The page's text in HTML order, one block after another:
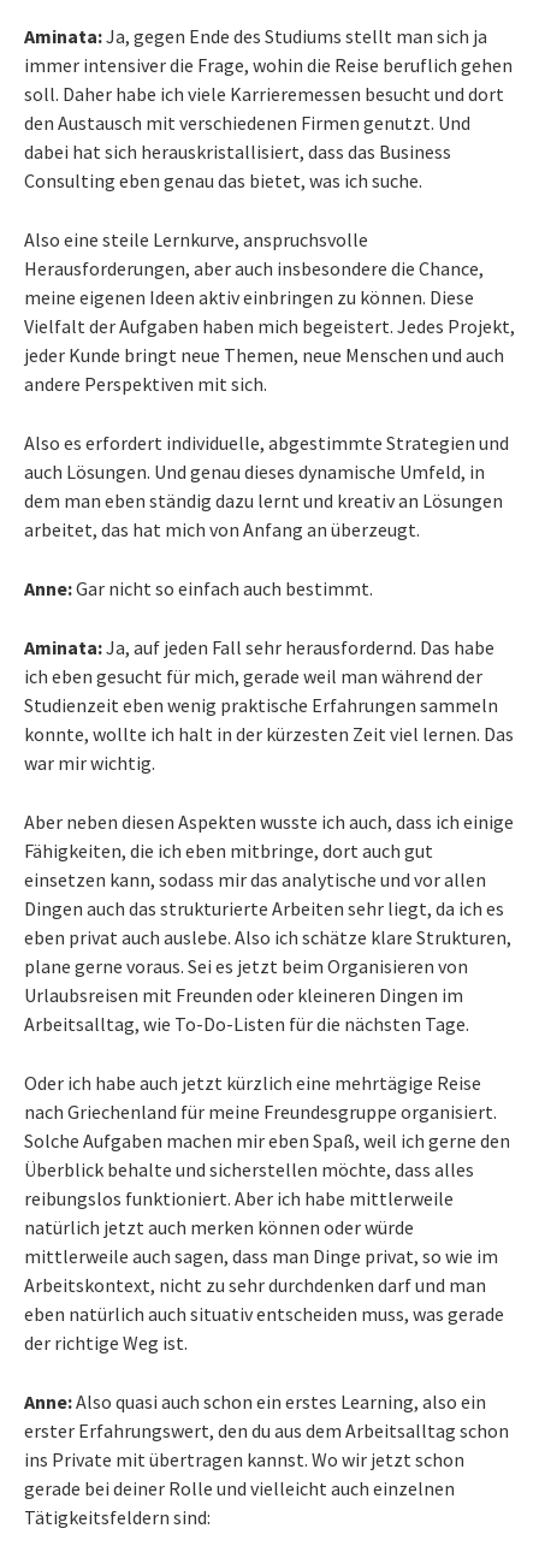
Aminata:Ja, gegen Ende des Studiums stellt man sich ja
immer intensiver die Frage, wohin die Reise beruflich gehen
soll. Daher habe ich viele Karrieremessen besucht und dort
den Austausch mit verschiedenen Firmen genutzt. Und
dabei hat sich herauskristallisiert, dass das Business
Consulting eben genau das bietet, was ich suche.
Also eine steile Lernkurve, anspruchsvolle
Herausforderungen, aber auch insbesondere die Chance,
meine eigenen Ideen aktiv einbringen zu können. Diese
Vielfalt der Aufgaben haben mich begeistert. Jedes Projekt,
jeder Kunde bringt neue Themen, neue Menschen und auch
andere Perspektiven mit sich.
Also es erfordert individuelle, abgestimmte Strategien und
auch Lösungen. Und genau dieses dynamische Umfeld, in
dem man eben ständig dazu lernt und kreativ an Lösungen
arbeitet, das hat mich von Anfang an überzeugt.
Anne:Gar nicht so einfach auch bestimmt.
Aminata:Ja, auf jeden Fall sehr herausfordernd. Das habe
ich eben gesucht für mich, gerade weil man während der
Studienzeit eben wenig praktische Erfahrungen sammeln
konnte, wollte ich halt in der kürzesten Zeit viel lernen. Das
war mir wichtig.
Aber neben diesen Aspekten wusste ich auch, dass ich einige
Fähigkeiten, die ich eben mitbringe, dort auch gut
einsetzen kann, sodass mir das analytische und vor allen
Dingen auch das strukturierte Arbeiten sehr liegt, da ich es
eben privat auch auslebe. Also ich schätze klare Strukturen,
plane gerne voraus. Sei es jetzt beim Organisieren von
Urlaubsreisen mit Freunden oder kleineren Dingen im
Arbeitsalltag, wie To-Do-Listen für die nächsten Tage.
Oder ich habe auch jetzt kürzlich eine mehrtägige Reise
nach Griechenland für meine Freundesgruppe organisiert.
Solche Aufgaben machen mir eben Spaß, weil ich gerne den
Überblick behalte und sicherstellen möchte, dass alles
reibungslos funktioniert. Aber ich habe mittlerweile
natürlich jetzt auch merken können oder würde
mittlerweile auch sagen, dass man Dinge privat, so wie im
Arbeitskontext, nicht zu sehr durchdenken darf und man
eben natürlich auch situativ entscheiden muss, was gerade
der richtige Weg ist.
Anne:Also quasi auch schon ein erstes Learning, also ein
erster Erfahrungswert, den du aus dem Arbeitsalltag schon
ins Private mit übertragen kannst. Wo wir jetzt schon
gerade bei deiner Rolle und vielleicht auch einzelnen
Tätigkeitsfeldern sind: